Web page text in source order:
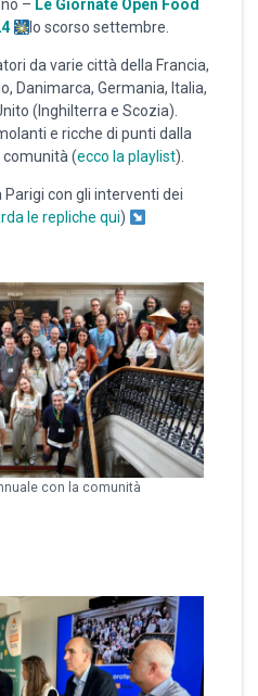
– Le Giornate Open Food
lo scorso settembre.
da varie città della Francia,
Danimarca, Germania, Italia,
(Inghilterra e Scozia).
e ricche di punti dalla
(ecco la playlist).
Parigi con gli interventi dei
le repliche qui)
con la comunità